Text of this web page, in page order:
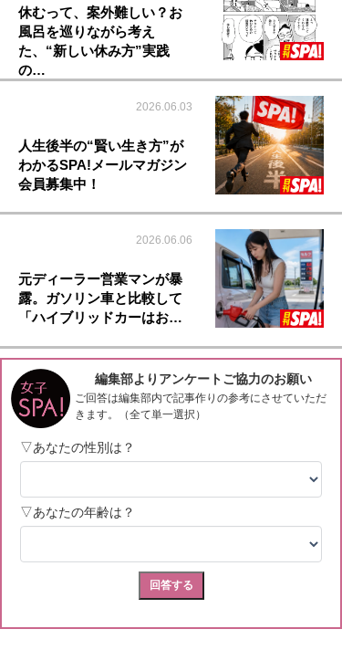
休むって、案外難しい？お
風呂を巡りながら考え
た、“新しい休み方”実践
の…
2026.06.03
人生後半の“賢い生き方”が
わかるSPA!メールマガジン
会員募集中！
2026.06.06
元ディーラー営業マンが暴
露。ガソリン車と比較して
「ハイブリッドカーはお…